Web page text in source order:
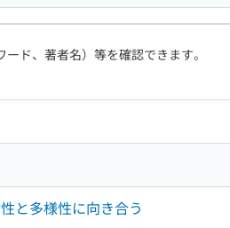
ド、著者名）等を確認できます。
と多様性に向き合う